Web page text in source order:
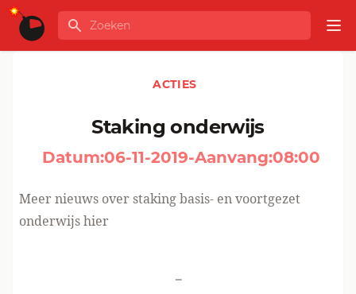
Ga naar de inhoud
GLOBALINFO
Zoeken
ACTIES
Staking onderwijs
Datum:06-11-2019-Aanvang:08:00
Meer nieuws over staking basis- en voortgezet
onderwijshier
-